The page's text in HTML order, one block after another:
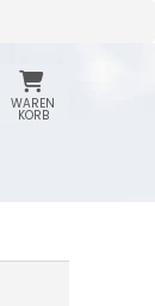
WAREN
KORB